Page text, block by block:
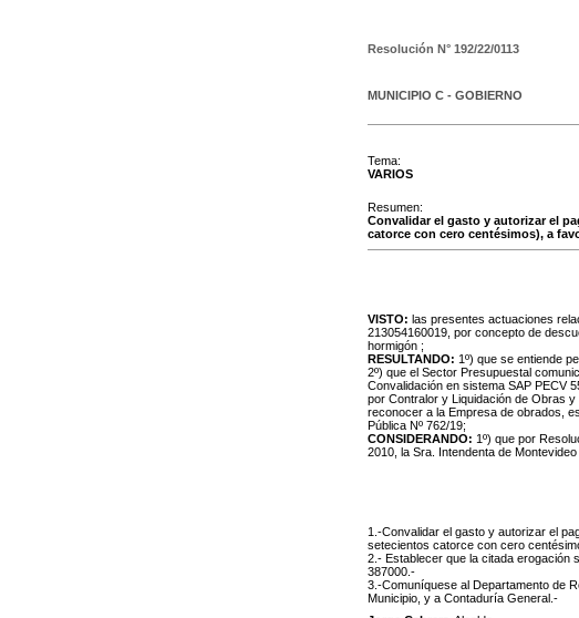
Resolución N° 192/22/0113
MUNICIPIO C - GOBIERNO
Tema:
VARIOS
Resumen:
Convalidar el gasto y autorizar el
catorce con cero centésimos), a
VISTO: las presentes actuaciones
213054160019, por concepto de
hormigón ;
RESULTANDO: 1º) que se entiende
2º) que el Sector Presupuestal
Convalidación en sistema SAP PECV
por Contralor y Liquidación de Obras
reconocer a la Empresa de obrados,
Pública Nº 762/19;
CONSIDERANDO: 1º) que por
2010, la Sra. Intendenta de
1.-Convalidar el gasto y autorizar el
setecientos catorce con cero
2.- Establecer que la citada erogación
387000.-
3.-Comuníquese al Departamento de
Municipio, y a Contaduría General.-